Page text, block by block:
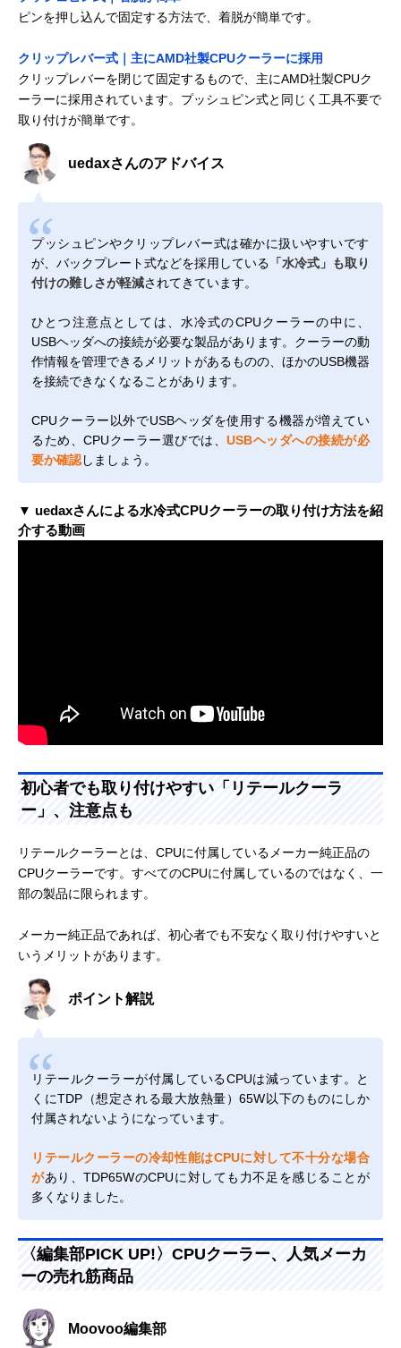
ピンを押し込んで固定する方法で、着脱が簡単です。
クリップレバー式｜主にAMD社製CPUクーラーに採用
クリップレバーを閉じて固定するもので、主にAMD社製CPUク
ーラーに採用されています。プッシュピン式と同じく工具不要で
取り付けが簡単です。
uedaxさんのアドバイス
プッシュピンやクリップレバー式は確かに扱いやすいです
が、バックプレート式などを採用している 「水冷式」も取り
付けの難しさが軽減されてきています。
ひとつ注意点としては、水冷式のCPUクーラーの中に、
USBヘッダへの接続が必要な製品があります。クーラーの動
作情報を管理できるメリットがあるものの、ほかのUSB機器
を接続できなくなることがあります。
CPUクーラー以外でUSBヘッダを使用する機器が増えてい
るため、CPUクーラー選びでは、USBヘッダへの接続が必
要か確認しましょう。
▼ uedaxさんによる水冷式CPUクーラーの取り付け方法を紹
介する動画
初心者でも取り付けやすい「リテールクーラ
ー」、注意点も
リテールクーラーとは、CPUに付属しているメーカー純正品の
CPUクーラーです。すべてのCPUに付属しているのではなく、一
部の製品に限られます。
メーカー純正品であれば、初心者でも不安なく取り付けやすいと
いうメリットがあります。
ポイント解説
リテールクーラーが付属しているCPUは減っています。と
くにTDP（想定される最大放熱量）65W以下のものにしか
付属されないようになっています。
リテールクーラーの冷却性能はCPUに対して不十分な場合
があり、TDP65WのCPUに対しても力不足を感じることが
多くなりました。
〈編集部PICK UP!〉CPUクーラー、人気メーカ
ーの売れ筋商品
Moovoo編集部